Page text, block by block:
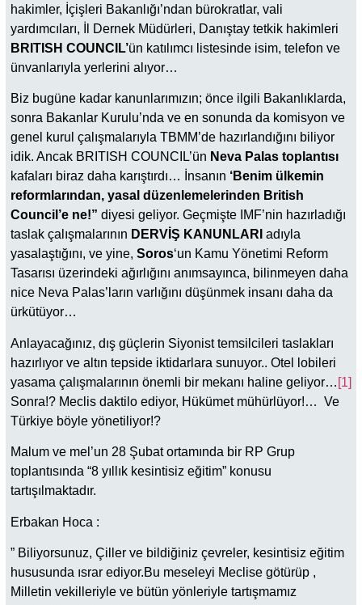
hakimler, İçişleri Bakanlığı’ndan bürokratlar, vali
yardımcıları, İl Dernek Müdürleri, Danıştay tetkik hakimleri
BRITISH COUNCIL’ün katılımcı listesinde isim, telefon ve
ünvanlarıyla yerlerini alıyor…
Biz bugüne kadar kanunlarımızın; önce ilgili Bakanlıklarda,
sonra Bakanlar Kurulu’nda ve en sonunda da komisyon ve
genel kurul çalışmalarıyla TBMM’de hazırlandığını biliyor
idik. Ancak BRITISH COUNCIL’ün Neva Palas toplantısı
kafaları biraz daha karıştırdı… İnsanın ‘Benim ülkemin
reformlarından, yasal düzenlemelerinden British
Council’e ne!” diyesi geliyor. Geçmişte IMF’nin hazırladığı
taslak çalışmalarının DERVİŞ KANUNLARI adıyla
yasalaştığını, ve yine, Soros‘un Kamu Yönetimi Reform
Tasarısı üzerindeki ağırlığını anımsayınca, bilinmeyen daha
nice Neva Palas’ların varlığını düşünmek insanı daha da
ürkütüyor…
Anlayacağınız, dış güçlerin Siyonist temsilcileri taslakları
hazırlıyor ve altın tepside iktidarlara sunuyor.. Otel lobileri
yasama çalışmalarının önemli bir mekanı haline geliyor… [1]
Sonra!? Meclis daktilo ediyor, Hükümet mühürlüyor!… Ve
Türkiye böyle yönetiliyor!?
Malum ve mel’un 28 Şubat ortamında bir RP Grup
toplantısında “8 yıllık kesintisiz eğitim” konusu
tartışılmaktadır.
Erbakan Hoca :
” Biliyorsunuz, Çiller ve bildiğiniz çevreler, kesintisiz eğitim
hususunda ısrar ediyor.Bu meseleyi Meclise götürüp ,
Milletin vekilleriyle ve bütün yönleriyle tartışmamız